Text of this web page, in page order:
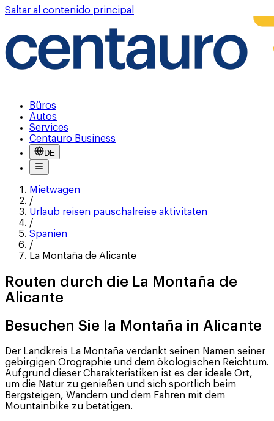
Saltar al contenido principal
Büros
Autos
Services
Centauro Business
DE
Mietwagen
/
Urlaub reisen pauschalreise aktivitaten
/
Spanien
/
La Montaña de Alicante
Routen durch die La Montaña de
Alicante
Besuchen Sie la Montaña in Alicante
Der Landkreis La Montaña verdankt seinen Namen seiner
gebirgigen Orographie und dem ökologischen Reichtum.
Aufgrund dieser Charakteristiken ist es der ideale Ort,
um die Natur zu genießen und sich sportlich beim
Bergsteigen, Wandern und dem Fahren mit dem
Mountainbike zu betätigen.